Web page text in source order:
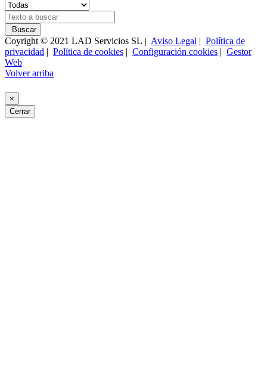
Buscar
Coyright © 2021 LAD Servicios SL | Aviso Legal | Política de
privacidad | Política de cookies | Configuración cookies | Gestor
Web
Volver arriba
×
Cerrar